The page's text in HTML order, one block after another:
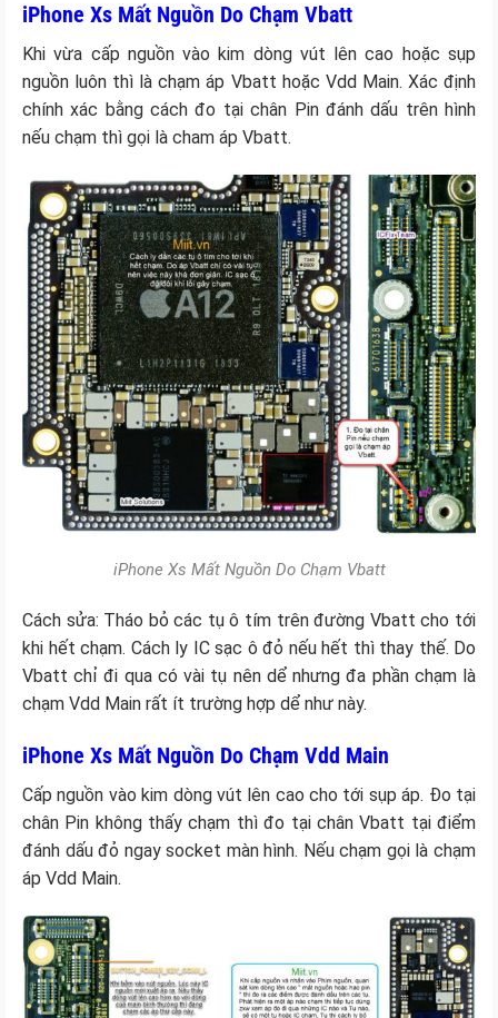
iPhone Xs Mất Nguồn Do Chạm Vbatt
Khi vừa cấp nguồn vào kim dòng vút lên cao hoặc sụp
nguồn luôn thì là chạm áp Vbatt hoặc Vdd Main. Xác định
chính xác bằng cách đo tại chân Pin đánh dấu trên hình
nếu chạm thì gọi là cham áp Vbatt.
iPhone Xs Mất Nguồn Do Chạm Vbatt
Cách sửa: Tháo bỏ các tụ ô tím trên đường Vbatt cho tới
khi hết chạm. Cách ly IC sạc ô đỏ nếu hết thì thay thế. Do
Vbatt chỉ đi qua có vài tụ nên dể nhưng đa phần chạm là
chạm Vdd Main rất ít trường hợp dể như này.
iPhone Xs Mất Nguồn Do Chạm Vdd Main
Cấp nguồn vào kim dòng vút lên cao cho tới sụp áp. Đo tại
chân Pin không thấy chạm thì đo tại chân Vbatt tại điểm
đánh dấu đỏ ngay socket màn hình. Nếu chạm gọi là chạm
áp Vdd Main.